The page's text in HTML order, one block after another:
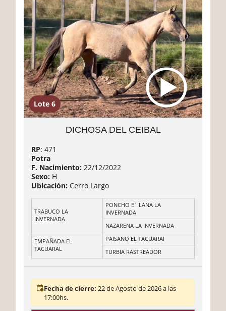
Lote 6
DICHOSA DEL CEIBAL
RP: 471
Potra
F. Nacimiento: 22/12/2022
Sexo: H
Ubicación: Cerro Largo
TRABUCO LA
INVERNADA
PONCHO E´ LANA LA
INVERNADA
NAZARENA LA INVERNADA
EMPAÑADA EL
TACUARAL
PAISANO EL TACUARAI
TURBIA RASTREADOR
Fecha de cierre: 22 de Agosto de 2026 a las
17:00hs.